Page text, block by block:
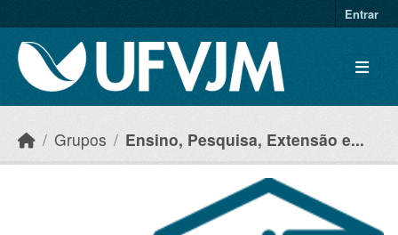
Entrar
Grupos Ensino, Pesquisa, Extensão e...